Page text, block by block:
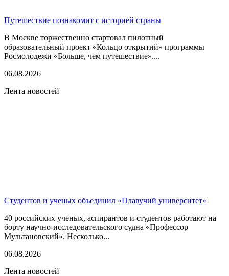
Путешествие познакомит с историей страны
В Москве торжественно стартовал пилотный
образовательный проект «Кольцо открытий» программы
Росмолодежи «Больше, чем путешествие»....
06.08.2026
Лента новостей
Студентов и ученых объединил «Плавучий университет»
40 российских ученых, аспирантов и студентов работают на
борту научно-исследовательского судна «Профессор
Мультановский». Несколько...
06.08.2026
Лента новостей